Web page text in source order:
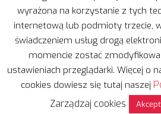
Copyright © 2020 | Wszelkie
Projekt i realizacja:
Polityka
wyrażona na korzystanie z tych
internetową lub podmioty trzecie,
świadczeniem usług drogą
momencie zostać
ustawieniach przeglądarki. Więcej o
cookies dowiesz się tutaj naszej
Zarządzaj cookies